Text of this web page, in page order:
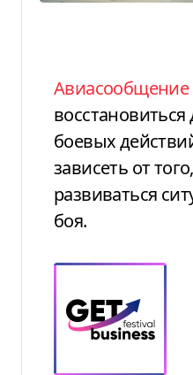
Авиасообщение
боевых
зависеть от
развиваться
боя.